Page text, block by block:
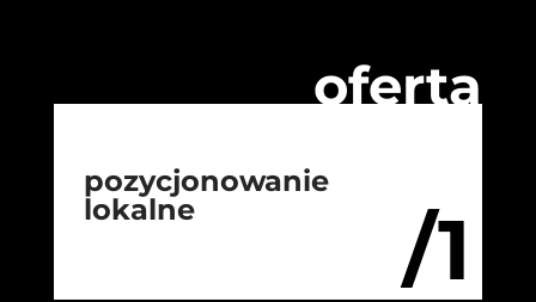
oferta
/1
pozycjonowanie
lokalne